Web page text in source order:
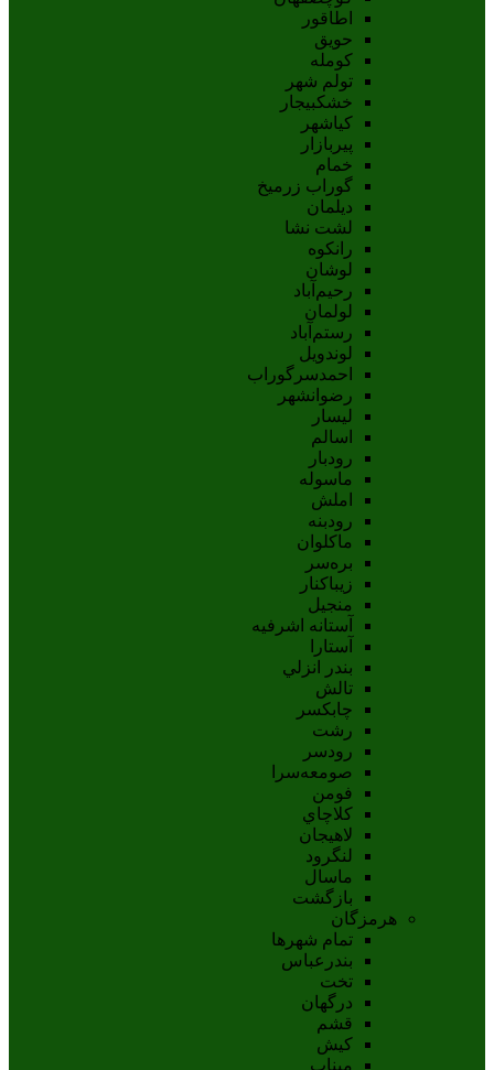
اطاقور
حویق
کومله
تولم شهر
خشکبیجار
کیاشهر
پیربازار
خمام
گوراب زرمیخ
دیلمان
لشت نشا
رانکوه
لوشان
رحیم‌آباد
لولمان
رستم‌آباد
لوندویل
احمدسرگوراب
رضوانشهر
لیسار
اسالم
رودبار
ماسوله
املش
رودبنه
ماکلوان
بره‌سر
زیباکنار
منجیل
آستانه اشرفيه
آستارا
بندر انزلي
تالش
چابکسر
رشت
رودسر
صومعه‌سرا
فومن
کلاچاي
لاهيجان
لنگرود
ماسال
بازگشت
هرمزگان
تمام شهر‌ها
بندرعباس
تخت
درگهان
قشم
کيش
ميناب